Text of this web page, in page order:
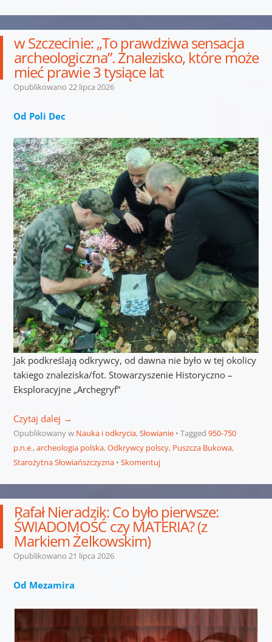
w Szczecinie: „To prawdziwa sensacja
archeologiczna”. Znalezisko, które może
mieć prawie 3 tysiące lat
Opublikowano 22 lipca 2026
Od Poli Dec
Jak podkreślają odkrywcy, od dawna nie było w tej okolicy
takiego znaleziska/fot. Stowarzyszenie Historyczno –
Eksploracyjne „Archegryf”
Czytaj dalej →
Opublikowany w Nauka i odkrycia,Słowianie Tagged 950-750
p.n.e.,archeologia polska,Odkrywcy polscy, Puszcza Bukowa,
Starożytna Słowiańszczyzna
Skomentuj
Rafał Nieradzik: Co było pierwsze:
ŚWIADOMOŚĆ czy MATERIA? (z
Markiem Żelkowskim)
Opublikowano 21 lipca 2026
Od Mezamira